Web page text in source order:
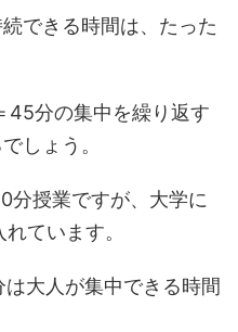
できる時間は、たった
45分の集中を繰り返す
しょう。
分授業ですが、大学に
ています。
大人が集中できる時間